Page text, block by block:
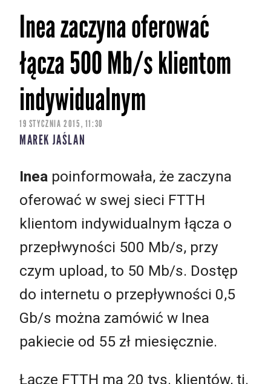
Inea zaczyna oferować
łącza 500 Mb/s klientom
indywidualnym
19 STYCZNIA 2015, 11:30
MAREK JAŚLAN
Inea poinformowała, że zaczyna
oferować w swej sieci FTTH
klientom indywidualnym łącza o
przepłwyności 500 Mb/s, przy
czym upload, to 50 Mb/s. Dostęp
do internetu o przepływności 0,5
Gb/s można zamówić w Inea
pakiecie od 55 zł miesięcznie.
Łącze FTTH ma 20 tys. klientów, tj.